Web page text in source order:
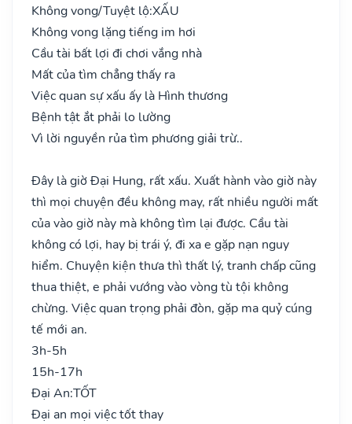
Không vong/Tuyệt lộ:XẤU
Không vong lặng tiếng im hơi
Cầu tài bất lợi đi chơi vắng nhà
Mất của tìm chẳng thấy ra
Việc quan sự xấu ấy là Hình thương
Bệnh tật ắt phải lo lường
Vì lời nguyền rủa tìm phương giải trừ..
Đây là giờ Đại Hung, rất xấu. Xuất hành vào giờ này
thì mọi chuyện đều không may, rất nhiều người mất
của vào giờ này mà không tìm lại được. Cầu tài
không có lợi, hay bị trái ý, đi xa e gặp nạn nguy
hiểm. Chuyện kiện thưa thì thất lý, tranh chấp cũng
thua thiệt, e phải vướng vào vòng tù tội không
chừng. Việc quan trọng phải đòn, gặp ma quỷ cúng
tế mới an.
3h-5h
15h-17h
Đại An:TỐT
Đại an mọi việc tốt thay